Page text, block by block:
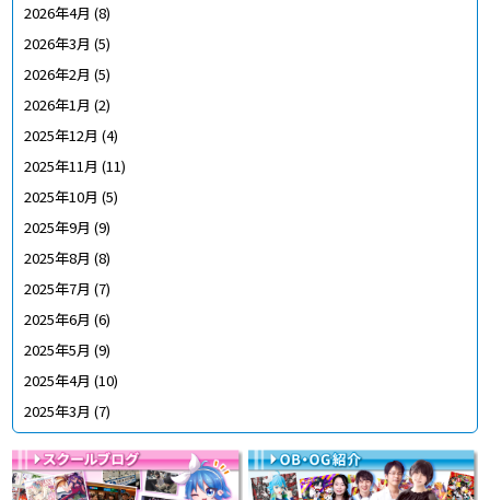
2026年4月 (8)
2026年3月 (5)
2026年2月 (5)
2026年1月 (2)
2025年12月 (4)
2025年11月 (11)
2025年10月 (5)
2025年9月 (9)
2025年8月 (8)
2025年7月 (7)
2025年6月 (6)
2025年5月 (9)
2025年4月 (10)
2025年3月 (7)